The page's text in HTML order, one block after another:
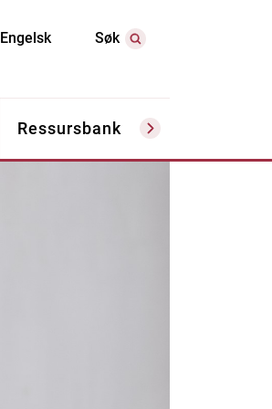
Engelsk Søk
Ressursbank